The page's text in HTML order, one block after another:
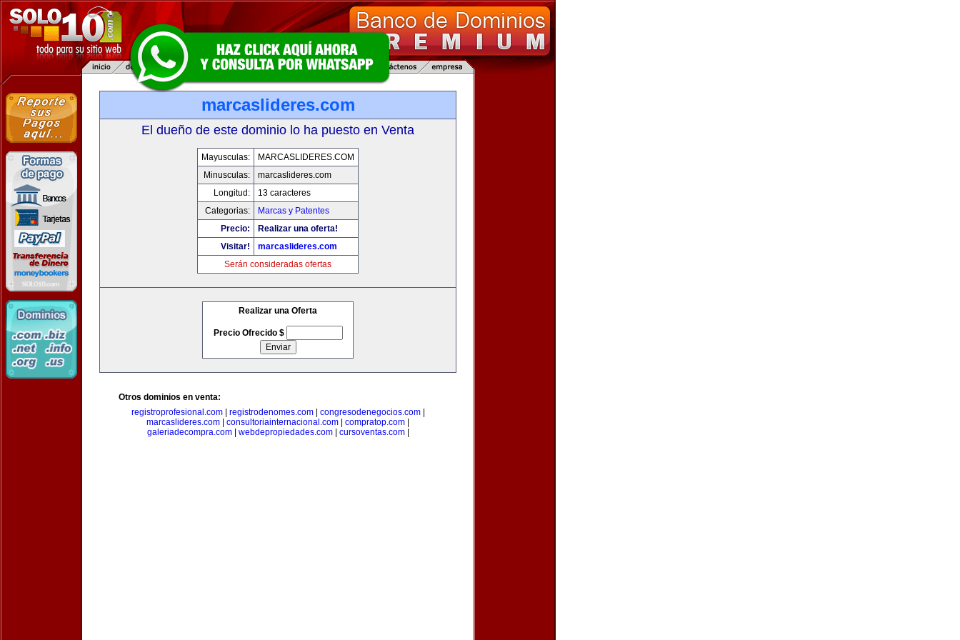
marcaslideres.com
El dueño de este dominio lo ha puesto en Venta
Mayusculas:
MARCASLIDERES.COM
Minusculas:
marcaslideres.com
Longitud:
13 caracteres
Categorias:
Marcas y Patentes
Precio:
Realizar una oferta!
Visitar!
marcaslideres.com
Serán consideradas ofertas
Realizar una Oferta
Precio Ofrecido $
Otros dominios en venta:
registroprofesional.com| registrodenomes.com| congresodenegocios.com|
marcaslideres.com
consultoriainternacional.com compratop.com
galeriadecompra.com| webdepropiedades.com| cursoventas.com|